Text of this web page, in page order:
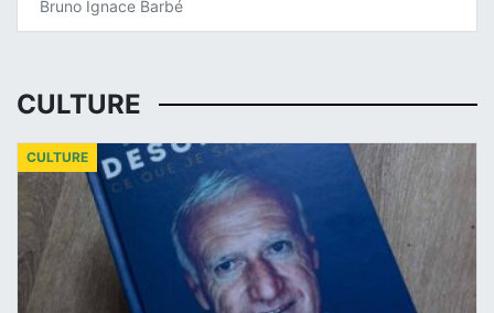
Bruno Ignace Barbé
CULTURE
CULTURE